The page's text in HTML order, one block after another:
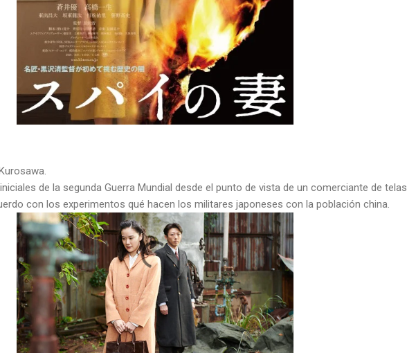
de la segunda Guerra Mundial desde el punto de vista de un comerciante de telas
con los experimentos qué hacen los militares japoneses con la población china.